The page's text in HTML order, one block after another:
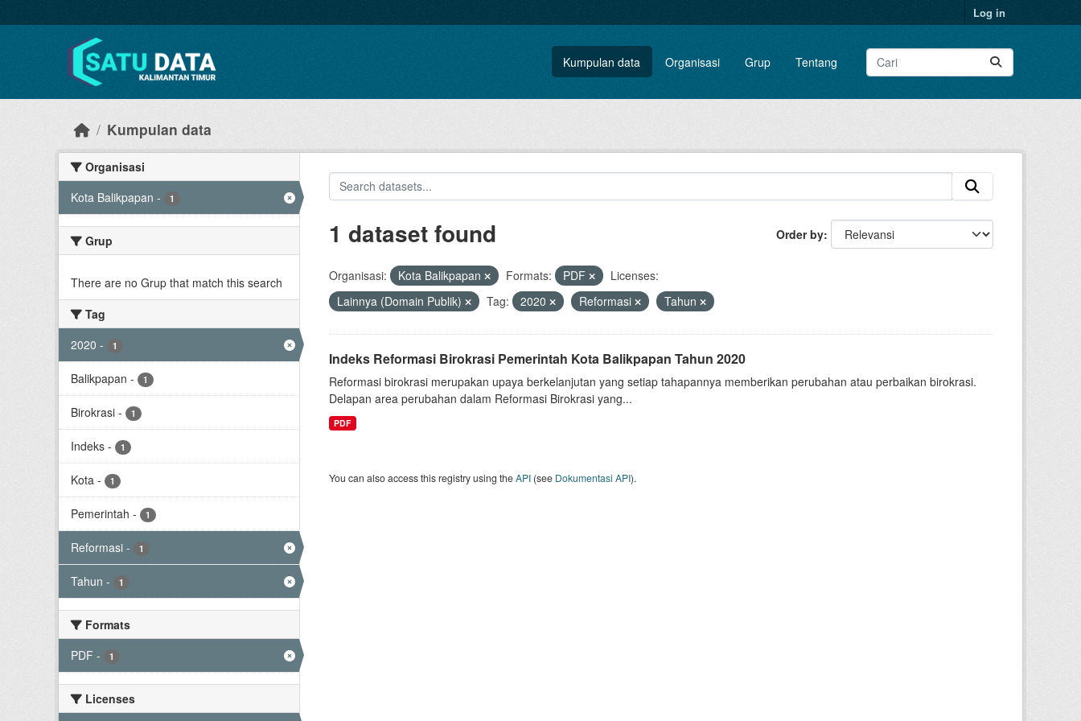
Log in
Kumpulan data Organisasi Grup Tentang
Kumpulan data
Organisasi
Kota Balikpapan - 1
Grup
There are no Grup that match this search
Tag
2020 - 1
Balikpapan - 1
Birokrasi - 1
Indeks - 1
Kota - 1
Pemerintah - 1
Reformasi - 1
Tahun - 1
Formats
PDF - 1
Licenses
Order by
1 dataset found
Organisasi: Kota Balikpapan Formats: PDF
Licenses:
Lainnya (Domain Publik)
Tag: 2020 Reformasi Tahun
Indeks Reformasi Birokrasi Pemerintah Kota Balikpapan Tahun 2020
Reformasi birokrasi merupakan upaya berkelanjutan yang setiap tahapannya memberikan perubahan atau perbaikan birokrasi.
Delapan area perubahan dalam Reformasi Birokrasi yang...
PDF
You can also access this registry using theAPI(see Dokumentasi API).